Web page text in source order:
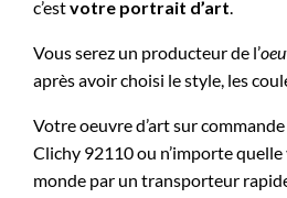
c’estvotre portrait d’art.
Vous serez un producteur de l’
après avoir choisi le style, les
Votre oeuvre d’art sur
Clichy 92110 ou n’importe quelle
monde par un transporteur